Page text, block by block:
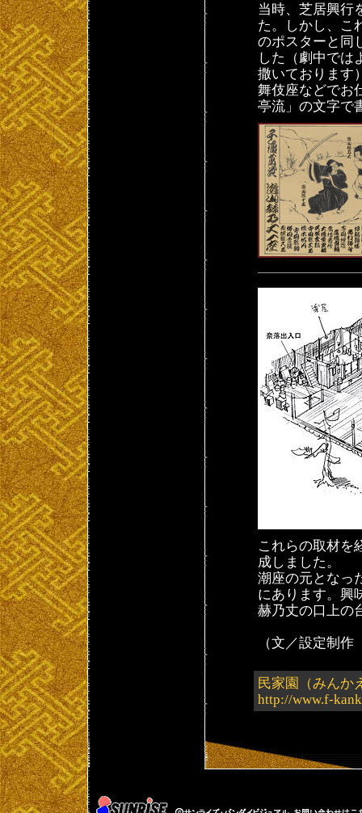
当時、芝居興行
た。しかし、こ
のポスターと同
した（劇中では
撒いております
舞伎座などでお
亭流」の文字で
これらの取材を
成しました。
潮座の元となっ
にあります。興
赫乃丈の口上の
（文／設定制
民家園（みんか
http://www.f-